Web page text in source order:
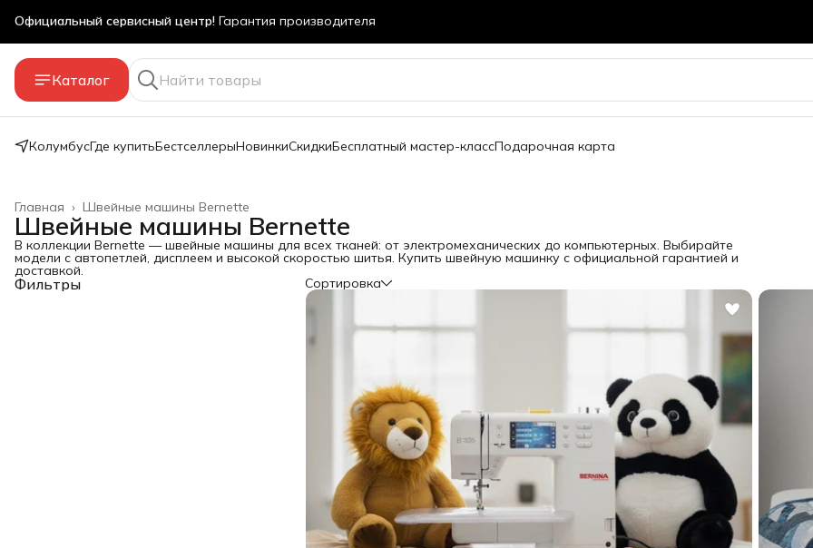
Бесплатный мастер-класс в наших магазинах
Оплата частями! Яндекс Сплит без переплаты, онлайн
Каталог
КолумбусГде купитьБестселлерыНовинкиСкидкиБесплатный мастер-классПодарочная карта
Швейные машины Bernette
Главная ›
Швейные машины Bernette
В коллекции Bernette — швейные машины для всех тканей: от электромеханических до компьютерных. Выбирайте
модели с автопетлей, дисплеем и высокой скоростью шитья. Купить швейную машинку с официальной гарантией и
доставкой.
Фильтры Сортировка